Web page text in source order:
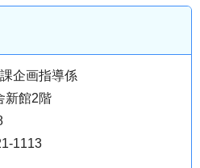
企画指導係
新館2階
1113